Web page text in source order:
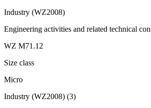
Industry (WZ2008)
Engineering activities and related technical
WZ M71.12
Size class
Micro
Industry (WZ2008) (3)